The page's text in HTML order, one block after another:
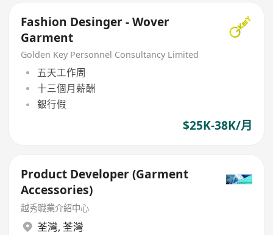
Fashion Desinger - Wover
Garment
Golden Key Personnel Consultancy Limited
五天工作周
十三個月薪酬
銀行假
$25K-38K/月
Product Developer (Garment
Accessories)
越秀職業介紹中心
荃灣, 荃灣